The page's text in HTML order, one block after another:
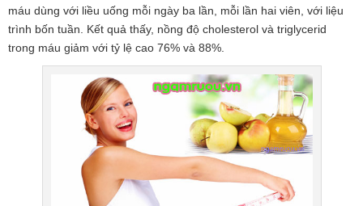
máu dùng với liều uống mỗi ngày ba lần, mỗi lần hai viên, với liệu
trình bốn tuần. Kết quả thấy, nồng độ cholesterol và triglycerid
trong máu giảm với tỷ lệ cao 76% và 88%.